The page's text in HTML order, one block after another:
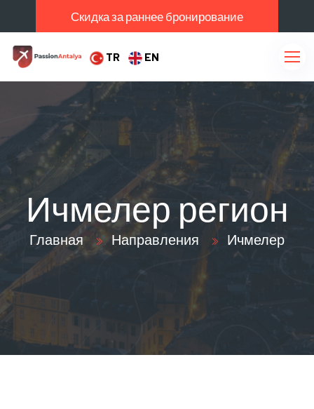
Скидка за раннее бронирование
TR EN
Ичмелер регион
Главная Направления Ичмелер